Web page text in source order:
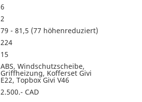
6
2
79 - 81,5 (77 höhenreduziert)
224
15
ABS, Windschutzscheibe,
Griffheizung, Kofferset Givi
E22, Topbox Givi V46
2.500.- CAD